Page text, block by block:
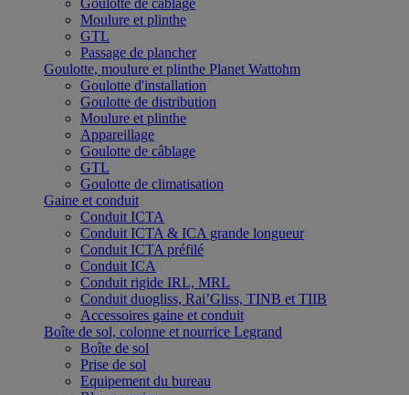
Goulotte de câblage
Moulure et plinthe
GTL
Passage de plancher
Goulotte, moulure et plinthe Planet Wattohm
Goulotte d'installation
Goulotte de distribution
Moulure et plinthe
Appareillage
Goulotte de câblage
GTL
Goulotte de climatisation
Gaine et conduit
Conduit ICTA
Conduit ICTA & ICA grande longueur
Conduit ICTA préfilé
Conduit ICA
Conduit rigide IRL, MRL
Conduit duogliss, Rai’Gliss, TINB et TIIB
Accessoires gaine et conduit
Boîte de sol, colonne et nourrice Legrand
Boîte de sol
Prise de sol
Equipement du bureau